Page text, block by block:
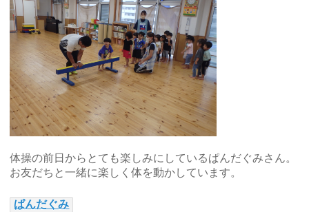
体操の前日からとても楽しみにしているぱんだぐみさん。
お友だちと一緒に楽しく体を動かしています。
ぱんだぐみ